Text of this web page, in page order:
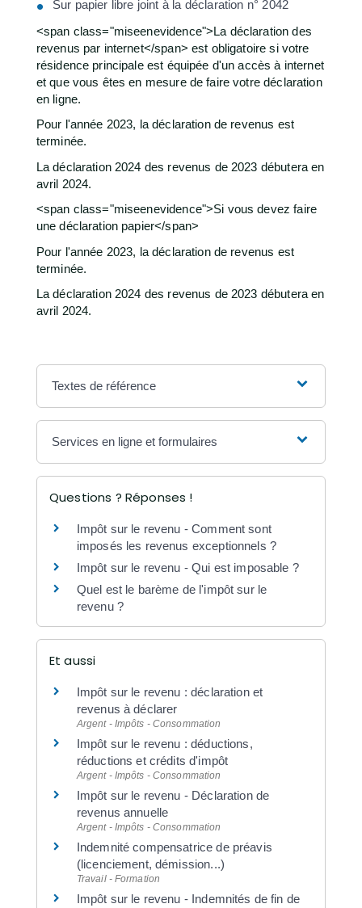
Sur papier libre joint à la déclaration n° 2042
<span class="miseenevidence">La déclaration des
revenus par internet</span> est obligatoire si votre
résidence principale est équipée d'un accès à internet
et que vous êtes en mesure de faire votre déclaration
en ligne.
Pour l'année 2023, la déclaration de revenus est
terminée.
La déclaration 2024 des revenus de 2023 débutera en
avril 2024.
<span class="miseenevidence">Si vous devez faire
une déclaration papier</span>
Pour l'année 2023, la déclaration de revenus est
terminée.
La déclaration 2024 des revenus de 2023 débutera en
avril 2024.
Textes de référence
Services en ligne et formulaires
Questions ? Réponses !
Impôt sur le revenu - Comment sont
imposés les revenus exceptionnels ?
Impôt sur le revenu - Qui est imposable ?
Quel est le barème de l'impôt sur le
revenu ?
Et aussi
Impôt sur le revenu : déclaration et
revenus à déclarer
Argent - Impôts - Consommation
Impôt sur le revenu : déductions,
réductions et crédits d'impôt
Argent - Impôts - Consommation
Impôt sur le revenu - Déclaration de
revenus annuelle
Argent - Impôts - Consommation
Indemnité compensatrice de préavis
(licenciement, démission...)
Travail - Formation
Impôt sur le revenu - Indemnités de fin de